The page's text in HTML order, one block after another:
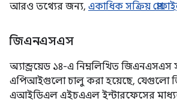
আরও তথ্যের জন্য, একাধিক সক্রিয়
জিএনএসএস
অ্যান্ড্রয়েড ১৪-এ নিম্নলিখিত জিএনএসএস
এপিআইগুলো চালু করা হয়েছে, যেগুলো
এআইডিএল এইচএএল ইন্টারফেসের